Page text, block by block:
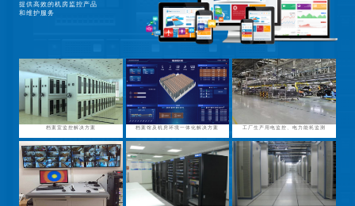
提供高效的机房监控产品
和维护服务
档案室监控解决方案 档案馆及机房环境一体化解决方案 工厂生产用电监控、电力能耗监测